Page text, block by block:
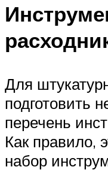
Для
подготовить
перечень
Как правило,
набор